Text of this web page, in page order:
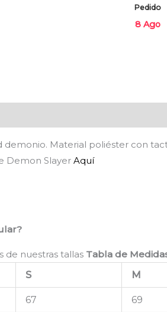
Pedido
8 Ago
demonio. Material poliéster con
Demon Slayer Aquí
de nuestras tallas Tabla de
S
M
67 69